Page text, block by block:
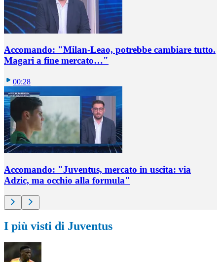
Accomando: "Milan-Leao, potrebbe cambiare tutto.
Magari a fine mercato…"
00:28
Accomando: "Juventus, mercato in uscita: via
Adzic, ma occhio alla formula"
I più visti di Juventus